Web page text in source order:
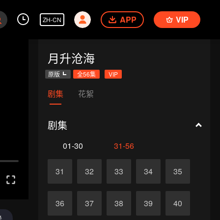
ZH-CN APP VIP
月升沧海
原版 全56集 VIP
剧集 花絮
剧集
01-30 31-56
31 32 33 34 35
36 37 38 39 40